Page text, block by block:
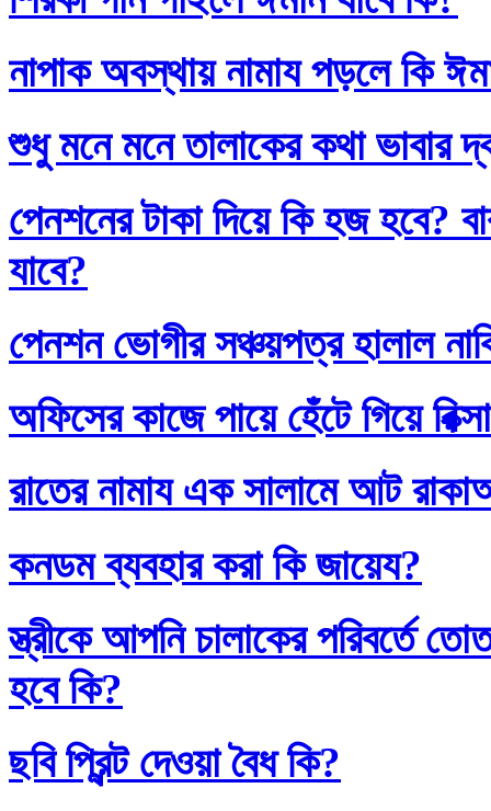
নাপাক অবস্থায় নামায পড়লে কি
শুধু মনে মনে তালাকের কথা ভাবার
পেনশনের টাকা দিয়ে কি হজ হবে?
যাবে?
পেনশন ভোগীর সঞ্চয়পত্র হালাল
অফিসের কাজে পায়ে হেঁটে গিয়ে
রাতের নামায এক সালামে আট
কনডম ব্যবহার করা কি জায়েয?
স্ত্রীকে আপনি চালাকের পরিবর্তে
হবে কি?
ছবি প্রিন্ট দেওয়া বৈধ কি?